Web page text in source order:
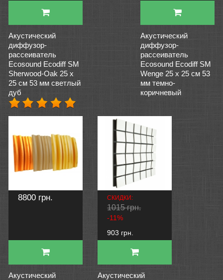
Акустический
диффузор-
рассеиватель
Ecosound Ecodiff SM
Sherwood-Oak 25 х
25 см 53 мм светлый
дуб
Акустический
диффузор-
рассеиватель
Ecosound Ecodiff SM
Wenge 25 х 25 см 53
мм темно-
коричневый
8800 грн.
Акустический
СКИДКИ:
1015 грн.
-11%
903 грн.
Акустический